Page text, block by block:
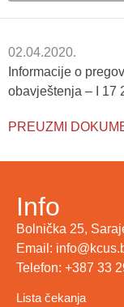
02.04.2020.
Informacije o
obavještenja – I 17
PREUZMI
Info
Bolnička 25,
Email:
Telefon: +387 33
Lista čekanja